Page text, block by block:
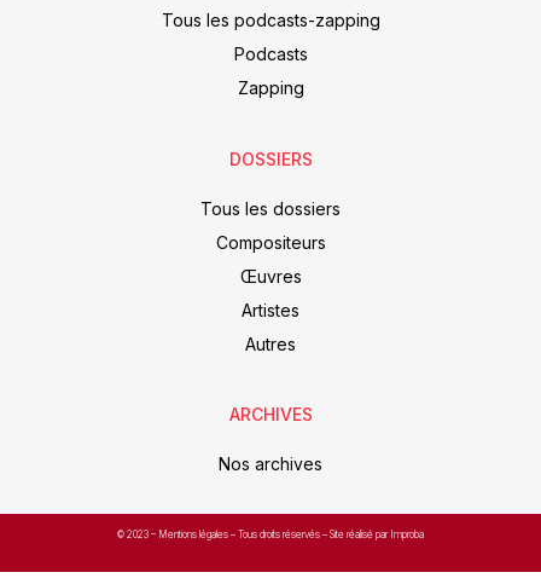
Tous les podcasts-zapping
Podcasts
Zapping
DOSSIERS
Tous les dossiers
Compositeurs
Œuvres
Artistes
Autres
ARCHIVES
Nos archives
© 2023 – Mentions légales – Tous droits réservés – Site réalisé par Improba